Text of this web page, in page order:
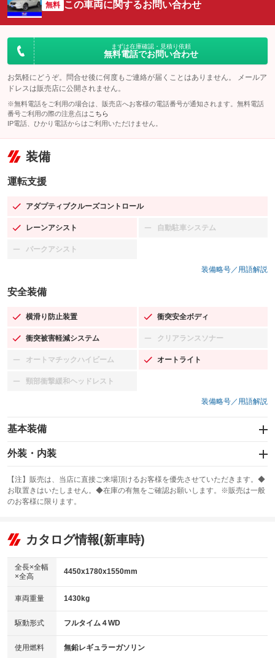
無料 この車両に関するお問い合わせ
まずは在庫確認・見積り依頼
無料電話でお問い合わせ
お気軽にどうぞ。問合せ後に何度もご連絡が届くことはありません。 メールア
ドレスは販売店に公開されません。
※無料電話をご利用の場合は、販売店へお客様の電話番号が通知されます。無料電話
番号ご利用の際の注意点は こちら
IP電話、ひかり電話からはご利用いただけません。
装備
運転支援
アダプティブクルーズコントロール
：装備あり
レーンアシスト
：装備あり 自動駐車システム
：装備なし
パークアシスト
：装備なし
装備略号／用語解説
安全装備
横滑り防止装置
：装備あり 衝突安全ボディ
：装備あり
衝突被害軽減システム
：装備あり クリアランスソナー
：装備なし
オートマチックハイビーム
：装備なし オートライト
：装備あり
頸部衝撃緩和ヘッドレスト
：装備なし
装備略号／用語解説
基本装備
エアバッグ：運転席/助手席/サイド
：装備あり
：装備なし
サンルーフ
：装備あり ABS
リフトアップ
：装備なし
：装備なし
パワーウィンドウ
アイドリングストップ
：装備あり
USB入力端子
：装備なし
100V電源
：装備なし
外装・内装
カーナビ：SDナビ
：装備あり
TV：フルセグ
：装備あり
ビジュアル：-／DVD再生
：装備あり
アルミホイール：17インチ
：装備あり
HID(キセノンライト)
バックカメラ
【注】販売は、当店に直接ご来場頂けるお客様を優先させていただきます。◆
お取置きはいたしません。◆在庫の有無をご確認お願いします。※販売は一般
のお客様に限ります。
カタログ情報(新車時)
全長×全幅
×全高
4450x1780x1550mm
車両重量 1430kg
駆動形式 フルタイム４WD
使用燃料 無鉛レギュラーガソリン